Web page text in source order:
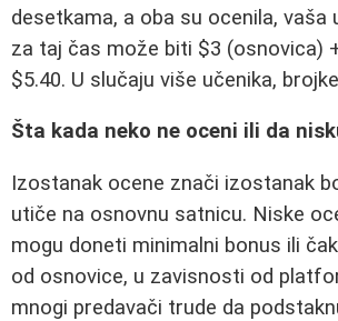
desetkama, a oba su ocenila, vaša
za taj čas može biti $3 (osnovica)
$5.40. U slučaju više učenika,
Šta kada neko ne oceni ili da
Izostanak ocene znači izostanak
utiče na osnovnu satnicu. Niske
mogu doneti minimalni bonus ili
od osnovice, u zavisnosti od
mnogi predavači trude da